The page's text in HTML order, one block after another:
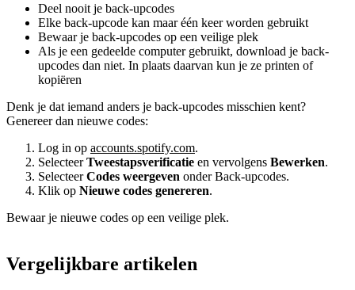
Deel nooit je back-upcodes
Elke back-upcode kan maar één keer worden gebruikt
Bewaar je back-upcodes op een veilige plek
Als je een gedeelde computer gebruikt, download je back-
upcodes dan niet. In plaats daarvan kun je ze printen of
kopiëren
Denk je dat iemand anders je back-upcodes misschien kent?
Genereer dan nieuwe codes:
Log in op accounts.spotify.com.
SelecteerTweestapsverificatie en vervolgens Bewerken.
SelecteerCodes weergeven onder Back-upcodes.
Klik op Nieuwe codes genereren.
Bewaar je nieuwe codes op een veilige plek.
Vergelijkbare artikelen